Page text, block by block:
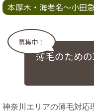
本厚木・海老名～小田
募集中！
薄毛のため
神奈川エリアの薄毛対応